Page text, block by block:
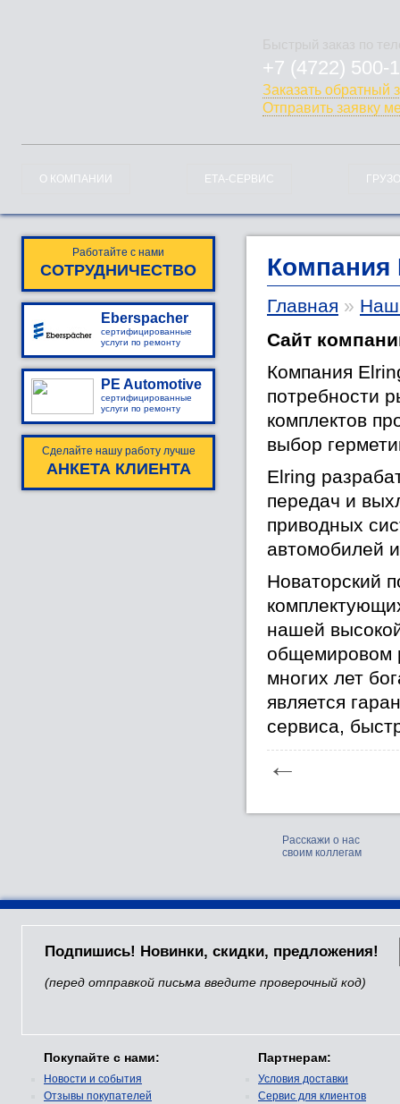
+7 (4722) 500-
778-128
Заказать обратный
Отправить заявку
О КОМПАНИИ ЕТА-СЕРВИС
Работайте с нами
СОТРУДНИЧЕСТВО
Eberspacher
сертифицированные
услуги по ремонту
PE Automotive
сертифицированные
услуги по ремонту
Сделайте нашу работу лучше
АНКЕТА КЛИЕНТА
Компания
Главная »
Сайт
Компания
потребности
комплектов
выбор
Elring
передач и
приводных
автомобилей
Новаторский
нашей
общемировом
многих лет
является
сервиса,
←
Расскажи о нас
своим коллегам
Подпишись! Новинки, скидки, предложения!
(перед отправкой письма введите проверочный код)
Покупайте с нами:
Новости и события
Отзывы покупателей
Партнерам:
Условия доставки
Сервис для клиентов